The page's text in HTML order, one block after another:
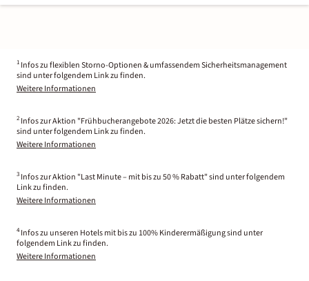
1 Infos zu flexiblen Storno-Optionen & umfassendem Sicherheitsmanagement
sind unter folgendem Link zu finden.
Weitere Informationen
2 Infos zur Aktion "Frühbucherangebote 2026: Jetzt die besten Plätze sichern!"
sind unter folgendem Link zu finden.
Weitere Informationen
3 Infos zur Aktion "Last Minute – mit bis zu 50 % Rabatt" sind unter folgendem
Link zu finden.
Weitere Informationen
4 Infos zu unseren Hotels mit bis zu 100% Kinderermäßigung sind unter
folgendem Link zu finden.
Weitere Informationen